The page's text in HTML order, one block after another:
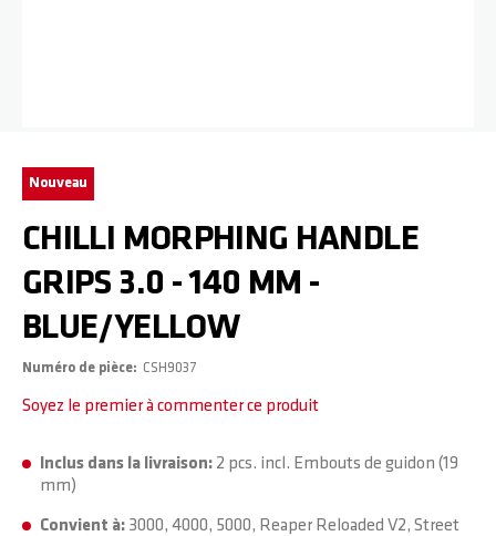
Nouveau
CHILLI MORPHING HANDLE
GRIPS 3.0 - 140 MM -
BLUE/YELLOW
Numéro de pièce CSH9037
Soyez le premier à commenter ce produit
Inclus dans la livraison: 2 pcs. incl. Embouts de guidon (19
mm)
Convient à: 3000, 4000, 5000, Reaper Reloaded V2, Street